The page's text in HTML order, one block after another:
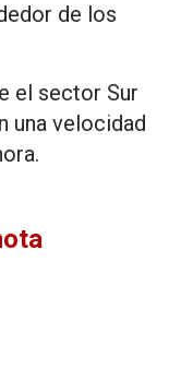
de los
el sector Sur
una velocidad